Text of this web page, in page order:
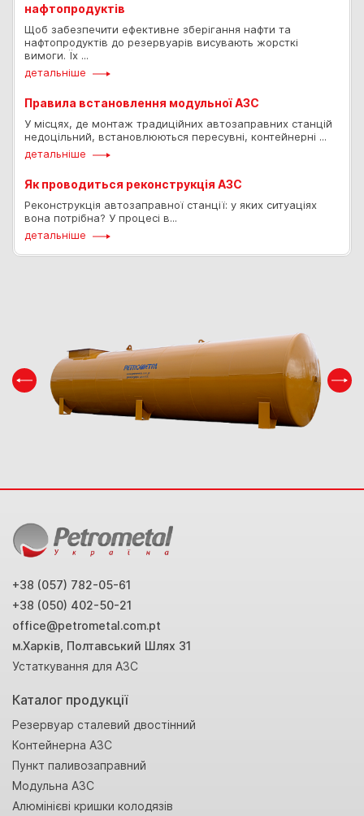
нафтопродуктів
Щоб забезпечити ефективне зберігання нафти та
нафтопродуктів до резервуарів висувають жорсткі
вимоги. Їх ...
детальніше
Правила встановлення модульної АЗС
У місцях, де монтаж традиційних автозаправних станцій
недоцільний, встановлюються пересувні, контейнерні ...
детальніше
Як проводиться реконструкція АЗС
Реконструкція автозаправної станції: у яких ситуаціях
вона потрібна? У процесі в...
детальніше
+38 (057) 782-05-61
+38 (050) 402-50-21
office@petrometal.com.pt
м.Харків, Полтавський Шлях 31
Устаткування для АЗС
Каталог продукції
Резервуар сталевий двостінний
Контейнерна АЗС
Пункт паливозаправний
Модульна АЗС
Алюмінієві кришки колодязів